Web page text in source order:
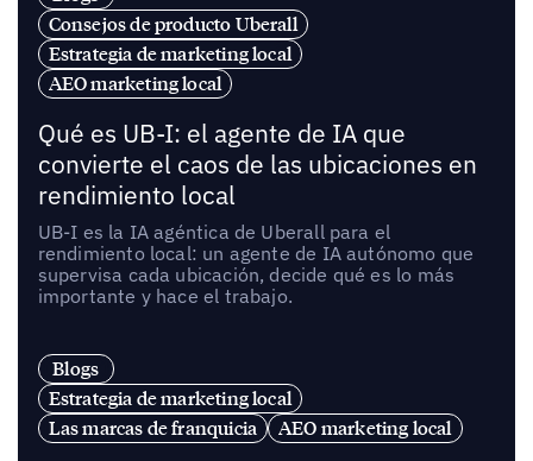
Consejos de producto Uberall
Estrategia de marketing local
AEO marketing local
Qué es UB-I: el agente de IA que
convierte el caos de las ubicaciones en
rendimiento local
UB-I es la IA agéntica de Uberall para el
rendimiento local: un agente de IA autónomo que
supervisa cada ubicación, decide qué es lo más
importante y hace el trabajo.
Blogs
Estrategia de marketing local
Las marcas de franquicia
AEO marketing local